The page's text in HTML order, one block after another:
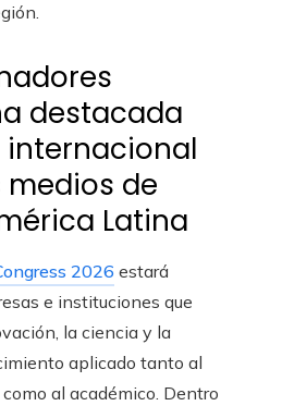
destacada
de
Latina
2026 estará
e instituciones que
la ciencia y la
aplicado tanto al
al académico. Dentro